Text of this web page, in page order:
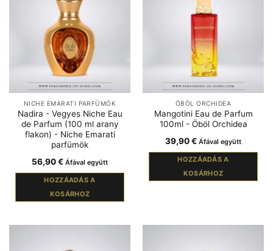
NICHE EMARATI PARFÜMÖK
Nadira - Vegyes Niche Eau
de Parfum (100 ml arany
flakon) - Niche Emarati
parfümök
56,90€ Áfával együtt
HOZZÁADÁS A
KOSÁRHOZ
ÖBÖL ORCHIDEA
Mangotini Eau de Parfum
100ml - Öböl Orchidea
39,90€ Áfával együtt
HOZZÁADÁS A
KOSÁRHOZ